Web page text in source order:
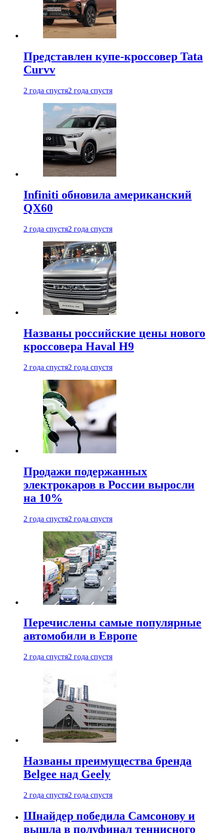
Представлен купе-кроссовер Tata
Curvv
2 года спустя2 года спустя
Infiniti обновила американский
QX60
2 года спустя2 года спустя
Названы российские цены нового
кроссовера Haval H9
2 года спустя2 года спустя
Продажи подержанных
электрокаров в России выросли
на 10%
2 года спустя2 года спустя
Перечислены самые популярные
автомобили в Европе
2 года спустя2 года спустя
Названы преимущества бренда
Belgee над Geely
2 года спустя2 года спустя
Шнайдер победила Самсонову и
вышла в полуфинал теннисного